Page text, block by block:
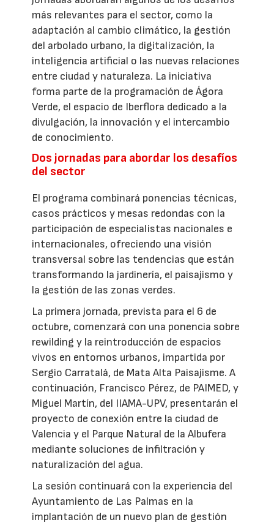
más relevantes para el sector, como la
adaptación al cambio climático, la gestión
del arbolado urbano, la digitalización, la
inteligencia artificial o las nuevas relaciones
entre ciudad y naturaleza. La iniciativa
forma parte de la programación de Ágora
Verde, el espacio de Iberflora dedicado a la
divulgación, la innovación y el intercambio
de conocimiento.
Dos jornadas para abordar los desafíos
del sector
El programa combinará ponencias técnicas,
casos prácticos y mesas redondas con la
participación de especialistas nacionales e
internacionales, ofreciendo una visión
transversal sobre las tendencias que están
transformando la jardinería, el paisajismo y
la gestión de las zonas verdes.
La primera jornada, prevista para el 6 de
octubre, comenzará con una ponencia sobre
rewilding y la reintroducción de espacios
vivos en entornos urbanos, impartida por
Sergio Carratalá, de Mata Alta Paisajisme. A
continuación, Francisco Pérez, de PAIMED, y
Miguel Martín, del IIAMA-UPV, presentarán el
proyecto de conexión entre la ciudad de
Valencia y el Parque Natural de la Albufera
mediante soluciones de infiltración y
naturalización del agua.
La sesión continuará con la experiencia del
Ayuntamiento de Las Palmas en la
implantación de un nuevo plan de gestión